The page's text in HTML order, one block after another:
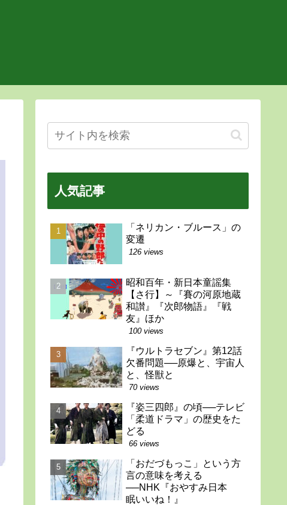
人気記事
「ネリカン・ブルース」の
変遷
126 views
昭和百年・新日本童謡集
【さ行】～『賽の河原地蔵
和讃』『次郎物語』『戦
友』ほか
100 views
『ウルトラセブン』第12話
欠番問題──原爆と、宇宙人
と、怪獣と
70 views
『姿三四郎』の頃──テレビ
「柔道ドラマ」の歴史をた
どる
66 views
「おだづもっこ」という方
言の意味を考える
──NHK『おやすみ日本
眠いいね！』